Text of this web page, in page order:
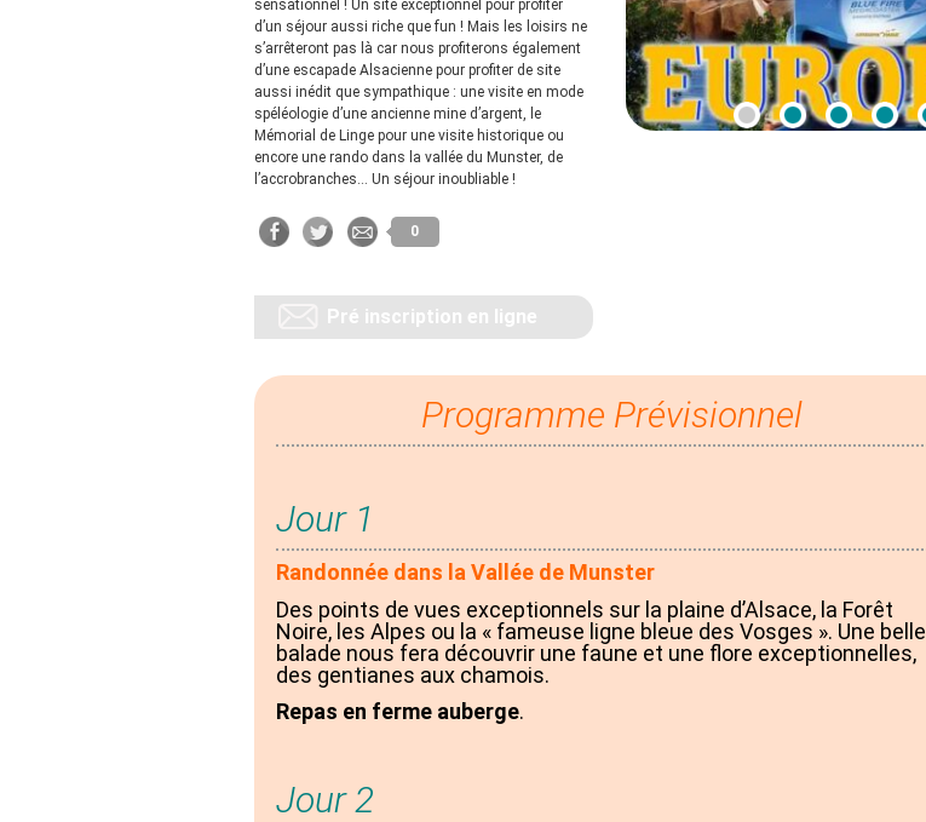
sensationnel ! Un site exceptionnel pour profiter
d’un séjour aussi riche que fun ! Mais les loisirs ne
s’arrêteront pas là car nous profiterons également
d’une escapade Alsacienne pour profiter de site
aussi inédit que sympathique : une visite en mode
spéléologie d’une ancienne mine d’argent, le
Mémorial de Linge pour une visite historique ou
encore une rando dans la vallée du Munster, de
l’accrobranches… Un séjour inoubliable !
0
Pré inscription en ligne
Programme Prévisionnel
Jour 1
Randonnée dans la Vallée de Munster
Des points de vues exceptionnels sur la plaine d’Alsace, la Forêt
Noire, les Alpes ou la « fameuse ligne bleue des Vosges ». Une belle
balade nous fera découvrir une faune et une flore exceptionnelles,
des gentianes aux chamois.
Repas en ferme auberge.
Jour 2